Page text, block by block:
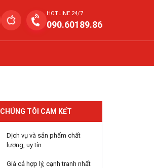
HOTLINE 24/7
090.60189.86
CHÚNG TÔI CAM KẾT
Dịch vụ và sản phẩm chất
lượng, uy tín.
Giá cả hợp lý, cạnh tranh nhất